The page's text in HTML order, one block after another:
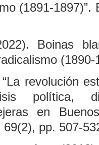
(1891-
Boinas
revolución
política,
en
69(2), pp. 507-